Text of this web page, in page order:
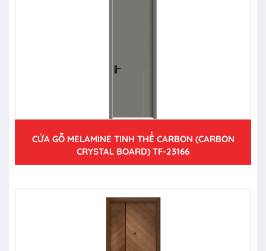
CỬA GỖ MELAMINE TINH THỂ CARBON (CARBON
CRYSTAL BOARD) TF-23166